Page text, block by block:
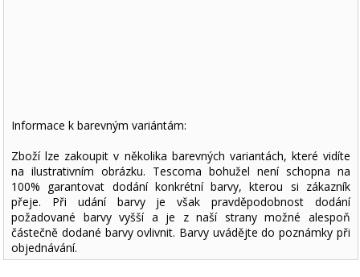
Informace k barevným variántám:
Zboží lze zakoupit v několika barevných variantách, které vidíte
na ilustrativním obrázku. Tescoma bohužel není schopna na
100% garantovat dodání konkrétní barvy, kterou si zákazník
přeje. Při udání barvy je však pravděpodobnost dodání
požadované barvy vyšší a je z naší strany možné alespoň
částečně dodané barvy ovlivnit. Barvy uvádějte do poznámky při
objednávání.